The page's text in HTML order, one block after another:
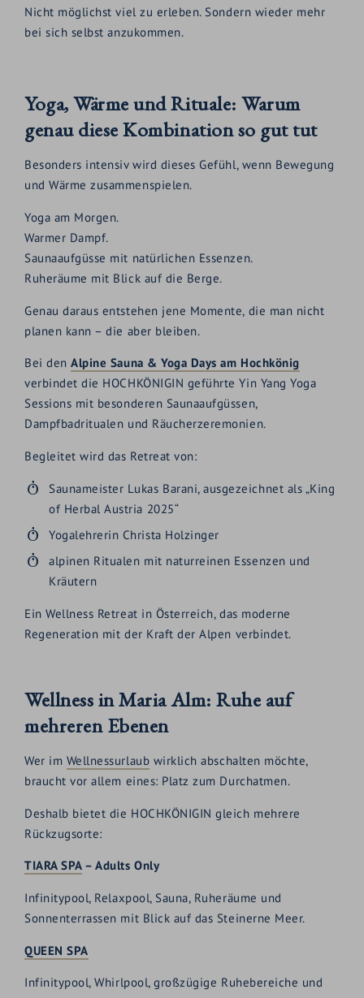
Nicht möglichst viel zu erleben. Sondern wieder mehr
bei sich selbst anzukommen.
Yoga, Wärme und Rituale: Warum
genau diese Kombination so gut tut
Besonders intensiv wird dieses Gefühl, wenn Bewegung
und Wärme zusammenspielen.
Yoga am Morgen.
Warmer Dampf.
Saunaaufgüsse mit natürlichen Essenzen.
Ruheräume mit Blick auf die Berge.
Genau daraus entstehen jene Momente, die man nicht
planen kann – die aber bleiben.
Bei denAlpine Sauna & Yoga Days am Hochkönig
verbindet die HOCHKÖNIGIN geführte Yin Yang Yoga
Sessions mit besonderen Saunaaufgüssen,
Dampfbadritualen und Räucherzeremonien.
Begleitet wird das Retreat von:
Saunameister Lukas Barani, ausgezeichnet als „King
of Herbal Austria 2025“
Yogalehrerin Christa Holzinger
alpinen Ritualen mit naturreinen Essenzen und
Kräutern
Ein Wellness Retreat in Österreich, das moderne
Regeneration mit der Kraft der Alpen verbindet.
Wellness in Maria Alm: Ruhe auf
mehreren Ebenen
Wer im Wellnessurlaub wirklich abschalten möchte,
braucht vor allem eines: Platz zum Durchatmen.
Deshalb bietet die HOCHKÖNIGIN gleich mehrere
Rückzugsorte:
TIARA SPA– Adults Only
Infinitypool, Relaxpool, Sauna, Ruheräume und
Sonnenterrassen mit Blick auf das Steinerne Meer.
QUEEN SPA
Infinitypool, Whirlpool, großzügige Ruhebereiche und